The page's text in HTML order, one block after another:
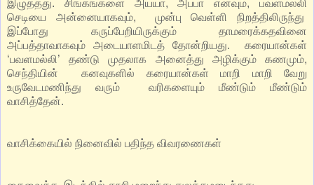
இழுத்தது. சிங்கங்களை அய்யா, அப்பா எனவும், பவளமல்லி
செடியை அன்னையாகவும், முன்பு வெள்ளி நிறத்திலிருந்து
இப்போது கருப்பேறியிருக்கும் தாமரைக்கதவினை
அப்பத்தாவாகவும் அடையாளமிடத் தோன்றியது. கரையான்கள்
‘பவளமல்லி’ தண்டு முதலாக அனைத்து அழிக்கும் கணமும்,
செந்தியின் கனவுகளில் கரையான்கள் மாறி மாறி வேறு
உருவேடமணிந்து வரும் வரிகளையும் மீண்டும் மீண்டும்
வாசித்தேன்.
வாசிக்கையில் நினைவில் பதிந்த விவரணைகள்